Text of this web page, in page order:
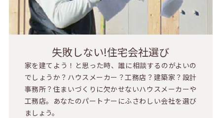
失敗しない!住宅会社選び
家を建てよう！と思った時、誰に相談するのがよいの
でしょうか？ハウスメーカー？工務店？建築家？設計
事務所？住まいづくりに欠かせないハウスメーカーや
工務店。あなたのパートナーにふさわしい会社を選び
ましょう。